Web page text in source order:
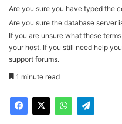
Are you sure you have typed the
Are you sure the database server
If you are unsure what these
your host. If you still need help
support forums.
1 minute read